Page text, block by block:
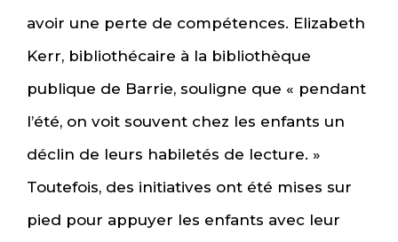
avoir une perte de compétences. Elizabeth
Kerr, bibliothécaire à la bibliothèque
publique de Barrie, souligne que « pendant
l’été, on voit souvent chez les enfants un
déclin de leurs habiletés de lecture. »
Toutefois, des initiatives ont été mises sur
pied pour appuyer les enfants avec leur